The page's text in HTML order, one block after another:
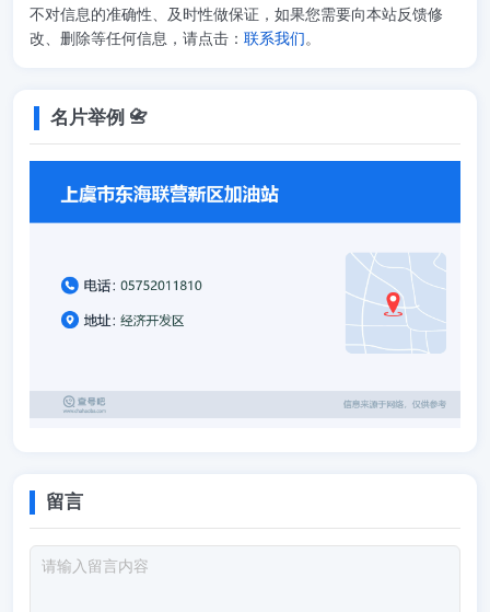
不对信息的准确性、及时性做保证，如果您需要向本站反馈修
改、删除等任何信息，请点击： 联系我们 。
名片举例 📇
留言